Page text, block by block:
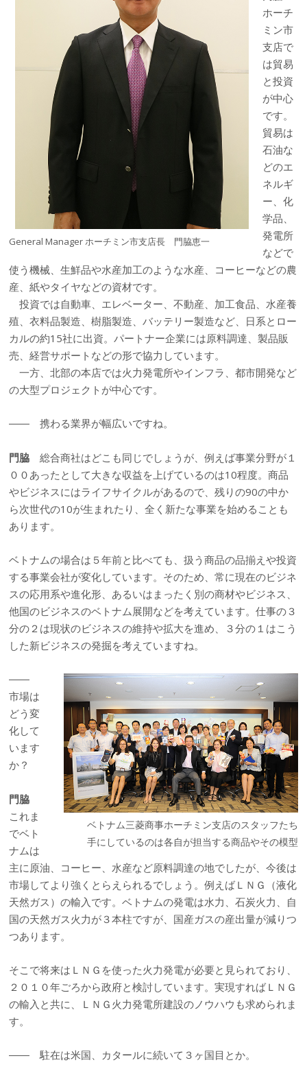
General Manager ホーチミン市支店長 門脇恵一
ホーチ
ミン市
支店で
は貿易
と投資
が中心
です。
貿易は
石油な
どのエ
ネルギ
ー、化
学品、
発電所
などで
使う機械、生鮮品や水産加工のような水産、コーヒーなどの農
産、紙やタイヤなどの資材です。
投資では自動車、エレベーター、不動産、加工食品、水産養
殖、衣料品製造、樹脂製造、バッテリー製造など、日系とロー
カルの約15社に出資。パートナー企業には原料調達、製品販
売、経営サポートなどの形で協力しています。
一方、北部の本店では火力発電所やインフラ、都市開発など
の大型プロジェクトが中心です。
―― 携わる業界が幅広いですね。
門脇 総合商社はどこも同じでしょうが、例えば事業分野が１
００あったとして大きな収益を上げているのは10程度。商品
やビジネスにはライフサイクルがあるので、残りの90の中か
ら次世代の10が生まれたり、全く新たな事業を始めることも
あります。
ベトナムの場合は５年前と比べても、扱う商品の品揃えや投資
する事業会社が変化しています。そのため、常に現在のビジネ
スの応用系や進化形、あるいはまったく別の商材やビジネス、
他国のビジネスのベトナム展開などを考えています。仕事の３
分の２は現状のビジネスの維持や拡大を進め、３分の１はこう
した新ビジネスの発掘を考えていますね。
ベトナム三菱商事ホーチミン支店のスタッフたち
手にしているのは各自が担当する商品やその模型
――
市場は
どう変
化して
います
か？
門脇
これま
でベト
ナムは
主に原油、コーヒー、水産など原料調達の地でしたが、今後は
市場してより強くとらえられるでしょう。例えばＬＮＧ（液化
天然ガス）の輸入です。ベトナムの発電は水力、石炭火力、自
国の天然ガス火力が３本柱ですが、国産ガスの産出量が減りつ
つあります。
そこで将来はＬＮＧを使った火力発電が必要と見られており、
２０１０年ごろから政府と検討しています。実現すればＬＮＧ
の輸入と共に、ＬＮＧ火力発電所建設のノウハウも求められま
す。
―― 駐在は米国、カタールに続いて３ヶ国目とか。